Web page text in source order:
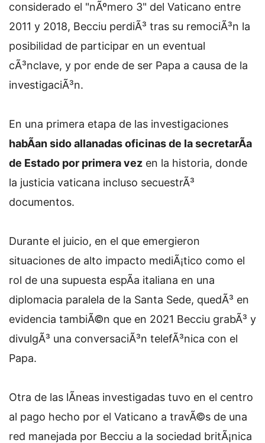
considerado el "nÃºmero 3" del Vaticano entre
2011 y 2018, Becciu perdiÃ³ tras su remociÃ³n la
posibilidad de participar en un eventual
cÃ³nclave, y por ende de ser Papa a causa de la
investigaciÃ³n.
En una primera etapa de las investigaciones
habÃ­an sido allanadas oficinas de la secretarÃ­a
de Estado por primera vez en la historia, donde
la justicia vaticana incluso secuestrÃ³
documentos.
Durante el juicio, en el que emergieron
situaciones de alto impacto mediÃ¡tico como el
rol de una supuesta espÃ­a italiana en una
diplomacia paralela de la Santa Sede, quedÃ³ en
evidencia tambiÃ©n que en 2021 Becciu grabÃ³ y
divulgÃ³ una conversaciÃ³n telefÃ³nica con el
Papa.
Otra de las lÃ­neas investigadas tuvo en el centro
al pago hecho por el Vaticano a travÃ©s de una
red manejada por Becciu a la sociedad britÃ¡nica